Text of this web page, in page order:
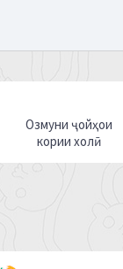
Озмуни ҷойҳои
кории холӣ